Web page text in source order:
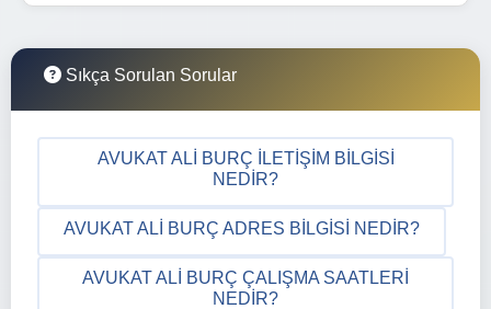
Sıkça Sorulan Sorular
AVUKAT ALI BURÇ İLETIŞIM BILGISI
NEDIR?
AVUKAT ALI BURÇ ADRES BILGISI NEDIR?
AVUKAT ALI BURÇ ÇALIŞMA SAATLERI
NEDIR?